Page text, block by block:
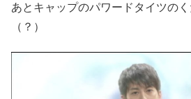
あとキャップのパワードタイツの
（？）